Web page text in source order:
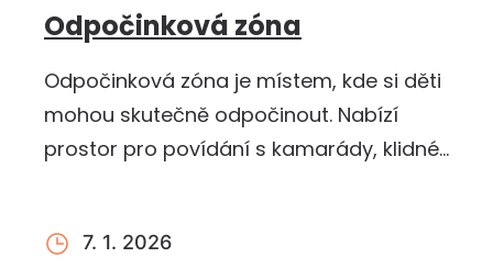
Odpočinková zóna
Odpočinková zóna je místem, kde si děti
mohou skutečně odpočinout. Nabízí
prostor pro povídání s kamarády, klidné
7. 1. 2026